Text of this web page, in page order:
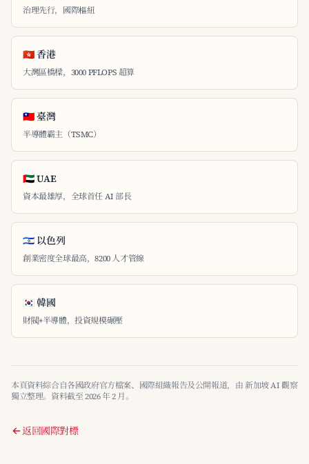
治理先行，國際樞紐
🇭🇰 香港
大灣區橋樑，3000 PFLOPS 超算
🇹🇼 臺灣
半導體霸主（TSMC）
🇦🇪 UAE
資本最雄厚，全球首任 AI 部長
🇮🇱 以色列
創業密度全球最高，8200 人才管線
🇰🇷 韓國
財閥+半導體，投資規模碾壓
本頁資料綜合自各國政府官方檔案、國際組織報告及公開報道，由 新加坡 AI 觀察
獨立整理。資料截至 2026 年 2 月。
返回國際對標